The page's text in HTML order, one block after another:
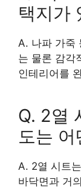
택지가
A. 나파 가죽
는 물론 감각
인테리어를
Q. 2열
도는
A. 2열 시트는
바닥면과 거